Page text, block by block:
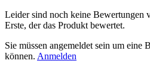
Leider sind noch keine Bewertungen
Erste, der das Produkt bewertet.
Sie müssen angemeldet sein um eine
können. Anmelden